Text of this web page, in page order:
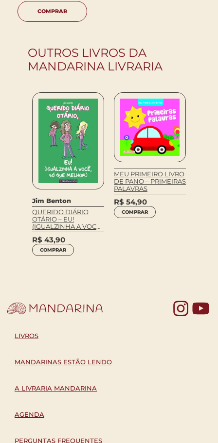
COMPRAR
OUTROS LIVROS DA
MANDARINA LIVRARIA
Jim Benton
QUERIDO DIÁRIO
OTÁRIO – EU!
(IGUALZINHA A VOCÊ,
SÓ QUE MELHOR)
R$ 43,90
COMPRAR
MEU PRIMEIRO LIVRO
DE PANO – PRIMEIRAS
PALAVRAS
R$ 54,90
COMPRAR
LIVROS
MANDARINAS ESTÃO LENDO
A LIVRARIA MANDARINA
AGENDA
PERGUNTAS FREQUENTES